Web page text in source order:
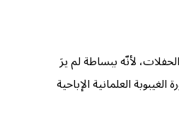
لأنّه ببساطة لم يرَ
العلمانية الإباحية